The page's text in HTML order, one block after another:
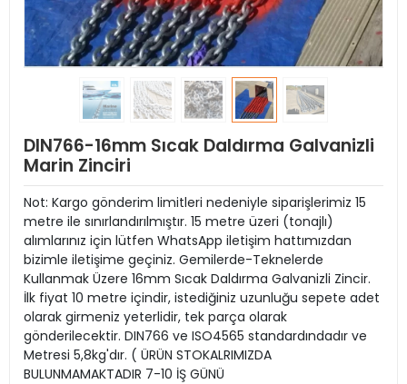
DIN766-16mm Sıcak Daldırma Galvanizli
Marin Zinciri
Not: Kargo gönderim limitleri nedeniyle siparişlerimiz 15
metre ile sınırlandırılmıştır. 15 metre üzeri (tonajlı)
alımlarınız için lütfen WhatsApp iletişim hattımızdan
bizimle iletişime geçiniz. Gemilerde-Teknelerde
Kullanmak Üzere 16mm Sıcak Daldırma Galvanizli Zincir.
İlk fiyat 10 metre içindir, istediğiniz uzunluğu sepete adet
olarak girmeniz yeterlidir, tek parça olarak
gönderilecektir. DIN766 ve ISO4565 standardındadır ve
Metresi 5,8kg'dır. ( ÜRÜN STOKALRIMIZDA
BULUNMAMAKTADIR 7-10 İŞ GÜNÜ